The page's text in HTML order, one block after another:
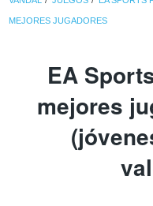
MEJORES JUGADORES
EA
mejores